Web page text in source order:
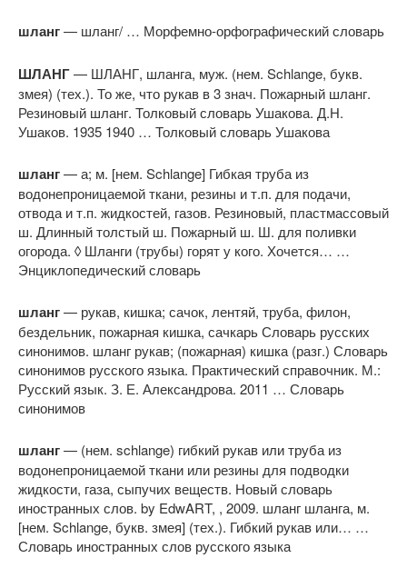
шланг— шланг/ … Морфемно-орфографический словарь
ШЛАНГ— ШЛАНГ, шланга, муж. (нем. Schlange, букв.
змея) (тех.). То же, что рукав в 3 знач. Пожарный шланг.
Резиновый шланг. Толковый словарь Ушакова. Д.Н.
Ушаков. 1935 1940 … Толковый словарь Ушакова
шланг— а; м. [нем. Schlange] Гибкая труба из
водонепроницаемой ткани, резины и т.п. для подачи,
отвода и т.п. жидкостей, газов. Резиновый, пластмассовый
ш. Длинный толстый ш. Пожарный ш. Ш. для поливки
огорода. ◊ Шланги (трубы) горят у кого. Хочется… …
Энциклопедический словарь
шланг— рукав, кишка; сачок, лентяй, труба, филон,
бездельник, пожарная кишка, сачкарь Словарь русских
синонимов. шланг рукав; (пожарная) кишка (разг.) Словарь
синонимов русского языка. Практический справочник. М.:
Русский язык. З. Е. Александрова. 2011 … Словарь
синонимов
шланг— (нем. schlange) гибкий рукав или труба из
водонепроницаемой ткани или резины для подводки
жидкости, газа, сыпучих веществ. Новый словарь
иностранных слов. by EdwART, , 2009. шланг шланга, м.
[нем. Schlange, букв. змея] (тех.). Гибкий рукав или… …
Словарь иностранных слов русского языка